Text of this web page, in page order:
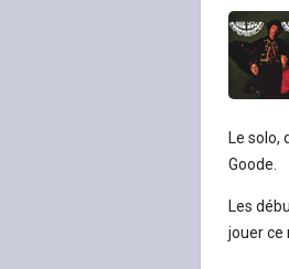
Le solo,
Goode.
Les
jouer ce